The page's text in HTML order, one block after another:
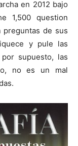
en 2012 bajo
1,500 question
de sus
y pule las
supuesto, las
no es un mal